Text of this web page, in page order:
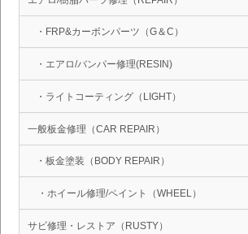
・FRP&カーボンパーツ（G＆C）
・エアロ/バンパー修理(RESIN)
・ライトコーティング（LIGHT）
一般板金修理（CAR REPAIR）
・板金塗装（BODY REPAIR）
・ホイール修理/ペイント（WHEEL）
サビ修理・レストア（RUSTY）